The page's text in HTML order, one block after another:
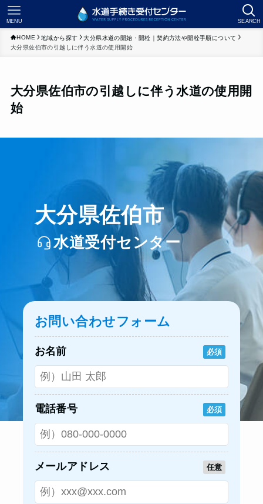
SEARCH
MENU
HOME 地域から探す
大分県水道の開始・開栓｜契約方法や開栓手順について
大分県佐伯市の引越しに伴う水道の使用開始
大分県佐伯市の引越しに伴う水道の使用開
始
大分県佐伯市
水道受付センター
お問い合わせフォーム
お名前 必須
電話番号 必須
メールアドレス 任意